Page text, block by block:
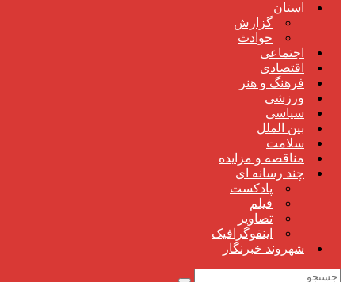
استان
گزارش
حوادث
اجتماعی
اقتصادی
فرهنگ و هنر
ورزشی
سیاسی
بین الملل
سلامت
مناقصه و مزایده
چند رسانه ای
پادکست
فیلم
تصاویر
اینفوگرافیک
شهروند خبرنگار